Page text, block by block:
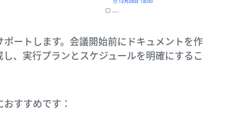
ートします。会議開始前にドキュメントを作
、実行プランとスケジュールを明確にするこ
すすめです：